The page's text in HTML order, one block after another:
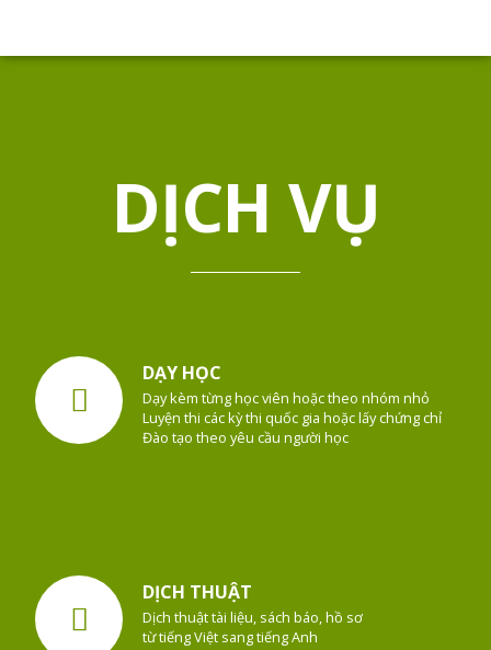
DỊCH VỤ
DẠY HỌC
Dạy kèm từng học viên hoặc theo nhóm nhỏ
Luyện thi các kỳ thi quốc gia hoặc lấy chứng chỉ
Đào tạo theo yêu cầu người học
DỊCH THUẬT
Dịch thuật tài liệu, sách báo, hồ sơ
từ tiếng Việt sang tiếng Anh